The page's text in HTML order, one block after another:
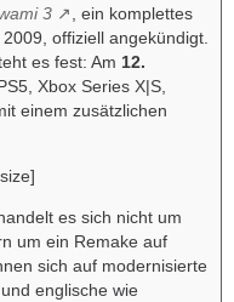
3
, ein komplettes
offiziell angekündigt.
es fest: Am 12.
Xbox Series X|S,
einem zusätzlichen
es sich nicht um
um ein Remake auf
sich auf modernisierte
englische wie